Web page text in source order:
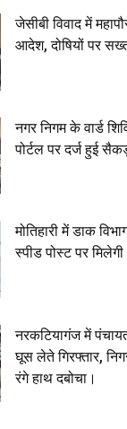
जेसीबी विवाद में
आदेश, दोषियों पर सख्त
नगर निगम के वार्ड
पोर्टल पर दर्ज हुई
मोतिहारी में डाक
स्पीड पोस्ट पर
नरकटियागंज में
घूस लेते गिरफ्तार,
रंगे हाथ दबोचा।